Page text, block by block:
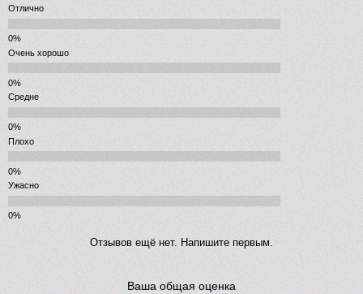
Отлично
Очень хорошо
Средне
Плохо
Ужасно
Отзывов ещё нет. Напишите первым.
Ваша общая оценка